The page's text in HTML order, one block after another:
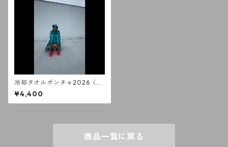
冷却タオルポンチョ2026（bl
ue）
¥4,400
商品一覧に戻る